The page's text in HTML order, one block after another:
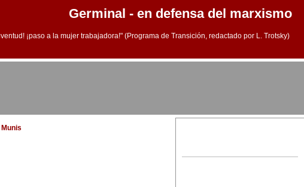
Germinal - en defensa del marxismo
¡paso a la mujer trabajadora!" (Programa de Transición, redactado por L. Trotsky)